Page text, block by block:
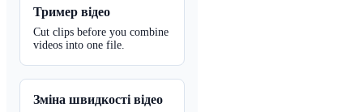
Тример відео
Cut clips before you combine
videos into one file.
Зміна швидкості відео